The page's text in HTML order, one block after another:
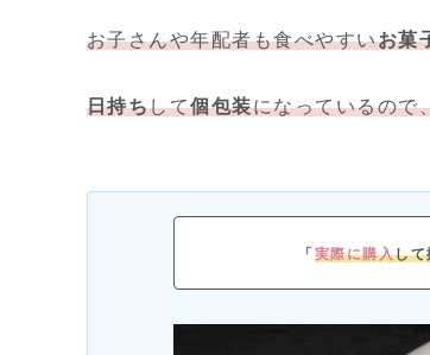
お子さんや年配者も食べやすいお菓
日持ちして個包装になっているので
「 実際に購入して